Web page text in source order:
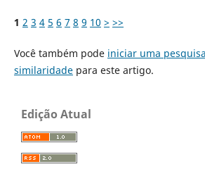
1 2 3 4 5 6 7 8 9 10 > >>
Você também pode iniciar uma
similaridadepara este artigo.
Edição Atual